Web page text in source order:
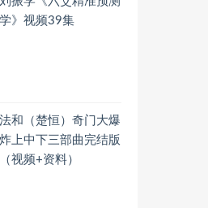
学》视频39集
法和（楚恒）奇门大爆
炸上中下三部曲完结版
（视频+资料）